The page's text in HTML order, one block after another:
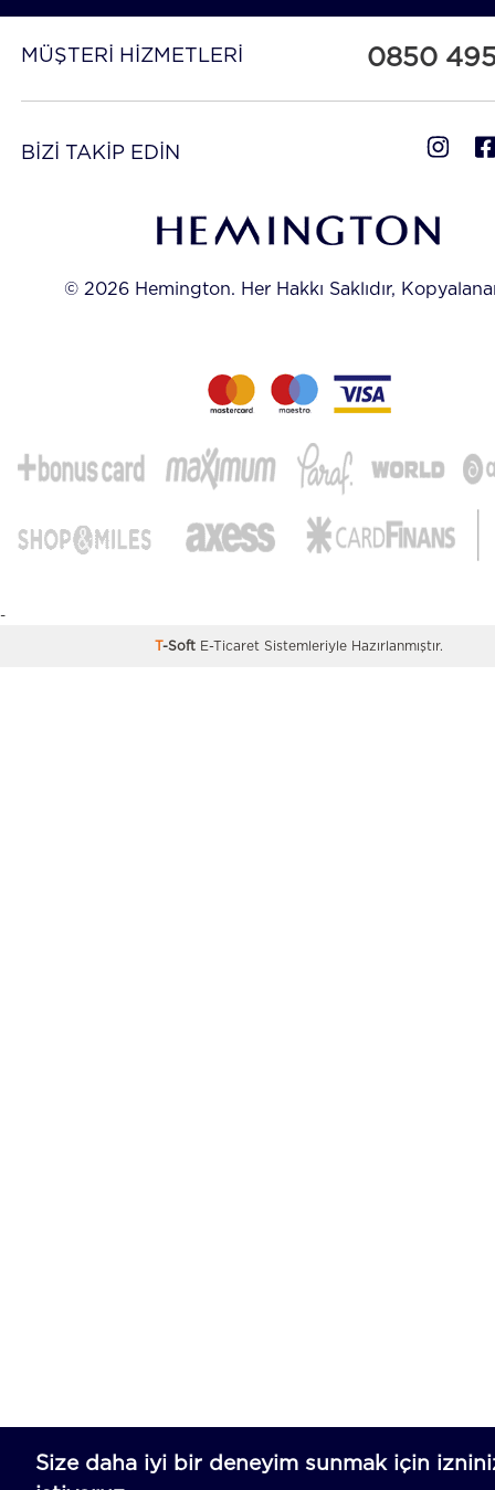
MÜŞTERİ HİZMETLERİ 0850
BİZİ TAKİP EDİN
© 2026 Hemington. Her Hakkı Saklıdır,
-
T-Soft E-TicaretSistemleriyle Hazırlanmıştır.